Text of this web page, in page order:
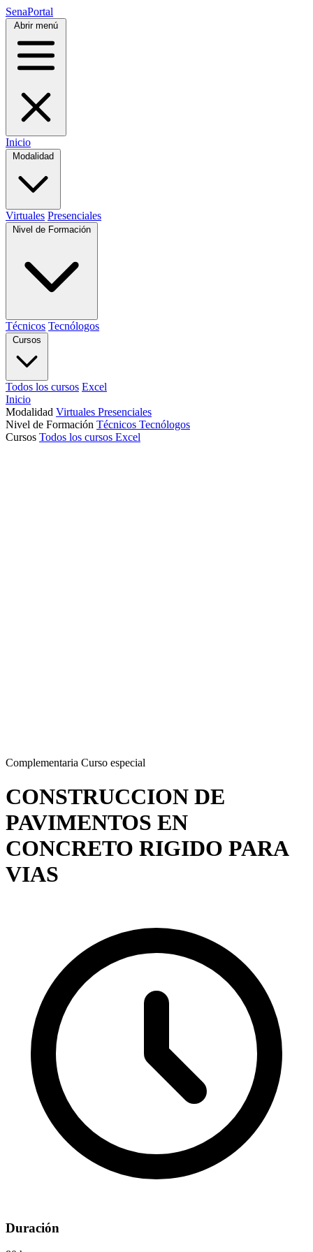
SenaPortal
Abrir menú
Inicio
Virtuales Presenciales
Técnicos Tecnólogos
Todos los cursos Excel
Inicio
Modalidad Virtuales Presenciales
Nivel de Formación Técnicos Tecnólogos
Cursos Todos los cursos Excel
Complementaria Curso especial
CONSTRUCCION DE
PAVIMENTOS EN
CONCRETO RIGIDO PARA
VIAS
Duración